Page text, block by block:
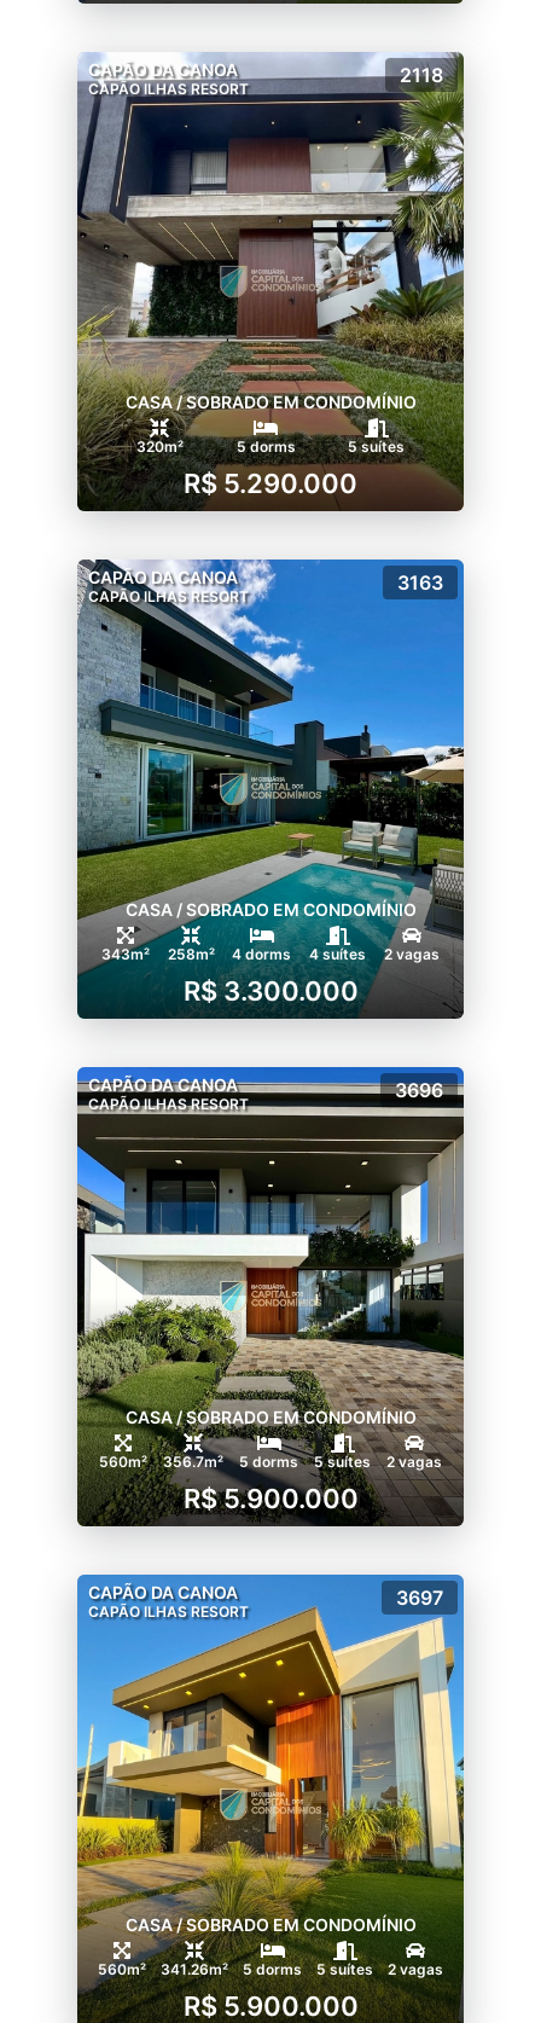
CAPÃO DA CANOA
CAPÃO ILHAS RESORT
2118
CASA / SOBRADO EM CONDOMÍNIO
320m² 5 dorms 5 suítes
R$ 5.290.000
CAPÃO DA CANOA
CAPÃO ILHAS RESORT
3163
CASA / SOBRADO EM CONDOMÍNIO
343m² 258m² 4 dorms 4 suítes 2 vagas
R$ 3.300.000
CAPÃO DA CANOA
CAPÃO ILHAS RESORT
3696
CASA / SOBRADO EM CONDOMÍNIO
560m² 356.7m² 5 dorms 5 suítes 2 vagas
R$ 5.900.000
CAPÃO DA CANOA
CAPÃO ILHAS RESORT
3697
CASA / SOBRADO EM CONDOMÍNIO
560m² 341.26m² 5 dorms 5 suítes 2 vagas
R$ 5.900.000